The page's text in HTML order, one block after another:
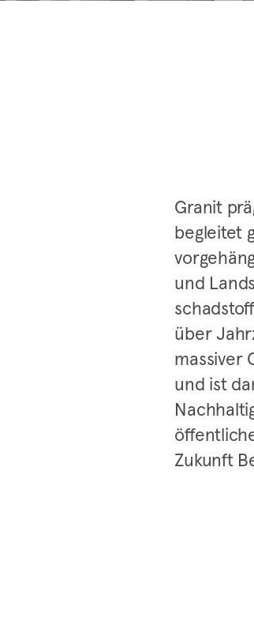
Granit
begleitet
und
über
massiver
und ist
Zukunft